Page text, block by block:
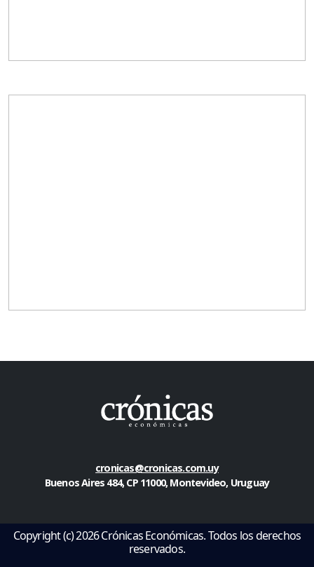
cronicas@cronicas.com.uy
Buenos Aires 484, CP 11000, Montevideo, Uruguay
Copyright (c) 2026 Crónicas Económicas. Todos los derechos
reservados.